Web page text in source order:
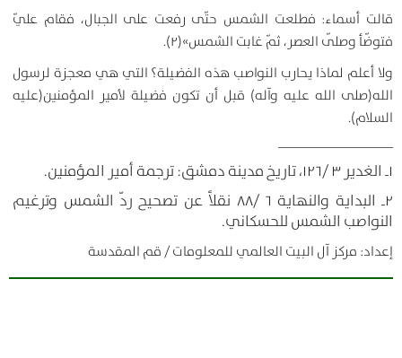
قالت أسماء: فطلعت الشمس حتّى رفعت على الجبال، فقام عليّ
فتوضّأ وصلّى العصر، ثمّ غابت الشمس»(۲).
ولا أعلم لماذا يحارب النواصب هذه الفضيلة؟ التي هي معجزة لرسول
الله(صلى الله عليه وآله) قبل أن تكون فضيلة لأمير المؤمنين(عليه
السلام).
۱ـ الغدير ۳ /۱۲۶، تاريخ مدينة دمشق: ترجمة أمير المؤمنين.
۲ـ البداية والنهاية ۶ /۸۸ نقلاً عن تصحيح ردّ الشمس وترغيم
النواصب الشمس للحسكاني.
إعداد: مركز آل البيت العالمي للمعلومات / قم المقدسة